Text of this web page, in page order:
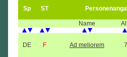
Sp ST
Name
DE F Ad meliorem